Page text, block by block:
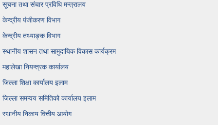
सूचना तथा संचार प्रविधि मन्त्रालय
केन्द्रीय पंजीकरण विभाग
केन्द्रीय तथ्याङ्क विभाग
स्थानीय शासन तथा सामुदायिक विकास कार्यक्रम
महालेखा नियन्त्रक कार्यालय
जिल्ला शिक्षा कार्यालय इलाम
जिल्ला समन्वय समितिको कार्यालय इलाम
स्थानीय निकाय वित्तीय आयोग